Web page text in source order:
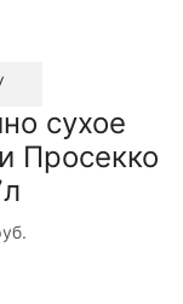
сухое
Просекко